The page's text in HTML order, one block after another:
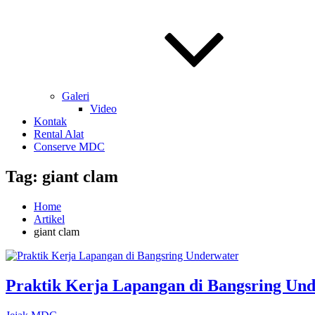
Galeri
Video
Kontak
Rental Alat
Conserve MDC
Tag: giant clam
Home
Artikel
giant clam
Praktik Kerja Lapangan di Bangsring